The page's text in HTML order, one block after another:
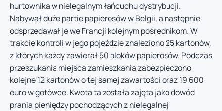
hurtownika w nielegalnym łańcuchu dystrybucji.
Nabywał duże partie papierosów w Belgii, a następnie
odsprzedawał je we Francji kolejnym pośrednikom. W
trakcie kontroli w jego pojeździe znaleziono 25 kartonów,
z których każdy zawierał 50 bloków papierosów. Podczas
przeszukania miejsca zamieszkania zabezpieczono
kolejne 12 kartonów o tej samej zawartości oraz 19 600
euro w gotówce. Kwota ta została zajęta jako dowód
prania pieniędzy pochodzących z nielegalnej